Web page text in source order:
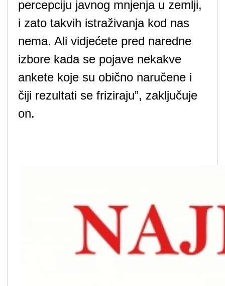
percepciju javnog mnjenja u zemlji,
i zato takvih istraživanja kod nas
nema. Ali vidjećete pred naredne
izbore kada se pojave nekakve
ankete koje su obično naručene i
čiji rezultati se friziraju”, zaključuje
on.